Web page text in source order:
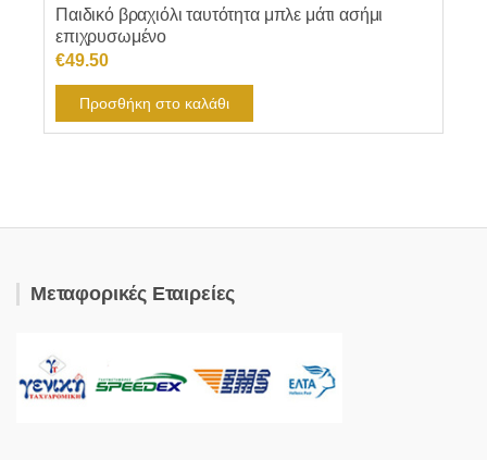
Παιδικό βραχιόλι ταυτότητα μπλε μάτι ασήμι
επιχρυσωμένο
€49.50
Προσθήκη στο καλάθι
Μεταφορικές Εταιρείες